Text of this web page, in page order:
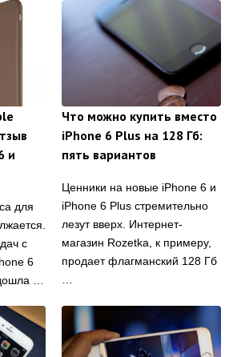
и
для
с
6
…
Что можно купить вместо
iPhone 6 Plus на 128 Гб:
пять вариантов
Ценники на новые iPhone 6 и
iPhone 6 Plus стремительно
лезут вверх. Интернет-
магазин Rozetka, к примеру,
продает флагманский 128 Гб